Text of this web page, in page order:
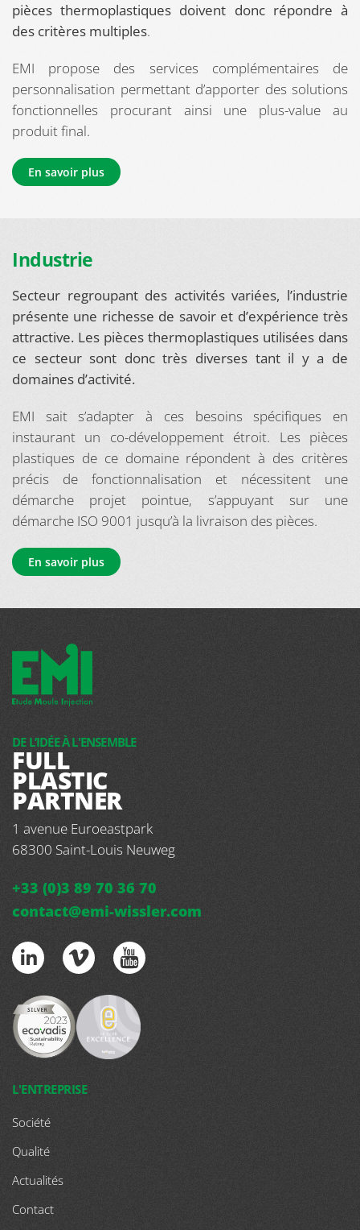
pièces thermoplastiques doivent donc répondre à
des critères multiples.
EMI propose des services complémentaires de
personnalisation permettant d’apporter des solutions
fonctionnelles procurant ainsi une plus-value au
produit final.
En savoir plus
Industrie
Secteur regroupant des activités variées, l’industrie
présente une richesse de savoir et d’expérience très
attractive. Les pièces thermoplastiques utilisées dans
ce secteur sont donc très diverses tant il y a de
domaines d’activité.
EMI sait s’adapter à ces besoins spécifiques en
instaurant un co-développement étroit. Les pièces
plastiques de ce domaine répondent à des critères
précis de fonctionnalisation et nécessitent une
démarche projet pointue, s’appuyant sur une
démarche ISO 9001 jusqu’à la livraison des pièces.
En savoir plus
DE L’IDÉE À L'ENSEMBLE
FULL
PLASTIC
PARTNER
1 avenue Euroeastpark
68300 Saint-Louis Neuweg
+33 (0)3 89 70 36 70
contact@emi-wissler.com
L'ENTREPRISE
Société
Qualité
Actualités
Contact